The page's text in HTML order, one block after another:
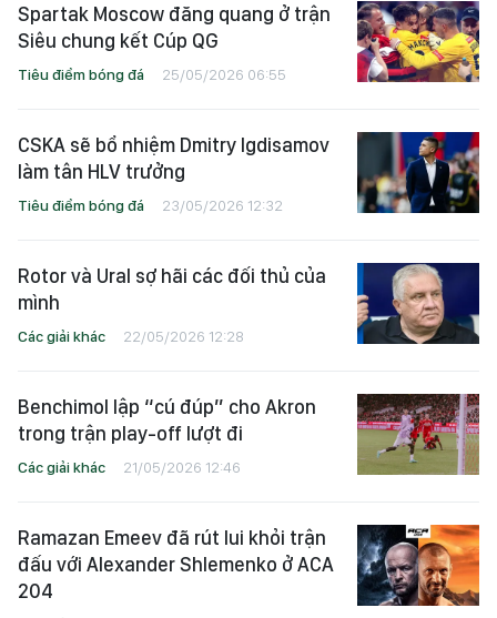
Spartak Moscow đăng quang ở trận
Siêu chung kết Cúp QG
Tiêu điểm bóng đá 25/05/2026 06:55
CSKA sẽ bổ nhiệm Dmitry Igdisamov
làm tân HLV trưởng
Tiêu điểm bóng đá 23/05/2026 12:32
Rotor và Ural sợ hãi các đối thủ của
mình
Các giải khác 22/05/2026 12:28
Benchimol lập “cú đúp” cho Akron
trong trận play-off lượt đi
Các giải khác 21/05/2026 12:46
Ramazan Emeev đã rút lui khỏi trận
đấu với Alexander Shlemenko ở ACA
204